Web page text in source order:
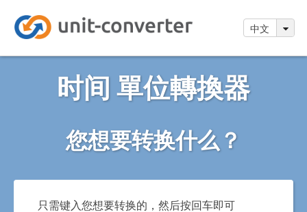
中文
时间 單位轉換器
您想要转换什么？
只需键入您想要转换的，然后按回车即可